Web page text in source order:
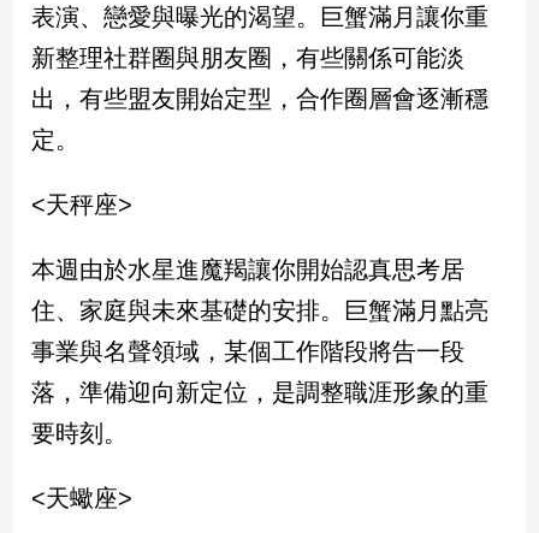
建
築/
室
內
設
計
旅
遊/
食
星
座/
命
理
費
康/
表演、戀愛與曝光的渴望。巨蟹滿月讓你重
新整理社群圈與朋友圈，有些關係可能淡
出，有些盟友開始定型，合作圈層會逐漸穩
定。
<天秤座>
本週由於水星進魔羯讓你開始認真思考居
住、家庭與未來基礎的安排。巨蟹滿月點亮
事業與名聲領域，某個工作階段將告一段
落，準備迎向新定位，是調整職涯形象的重
要時刻。
<天蠍座>